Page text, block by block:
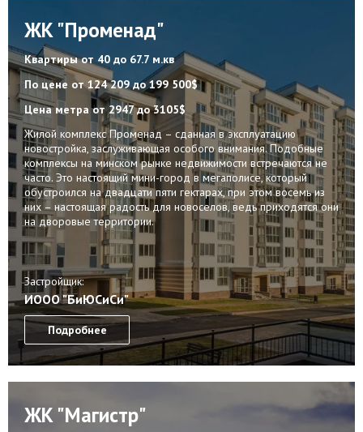
ЖК "Променад"
Квартирыот 40 до 67.7 м.кв
По цене от 124 209 до 199 500$
Цена метраот 2947 до 3105$
Жилой комплекс Променад – сданная в эксплуатацию
новостройка, заслуживающая особого внимания. Подобные
комплексы на минском рынке недвижимости встречаются не
часто. Это настоящий мини-город в мегаполисе, который
обустроился на двадцати пяти гектарах, при этом восемь из
них – настоящая радость для новоселов, ведь приходятся они
на дворовые территории.
Застройщик:
ИООО "БиЮСиСи"
Подробнее
ЖК "Магистр"